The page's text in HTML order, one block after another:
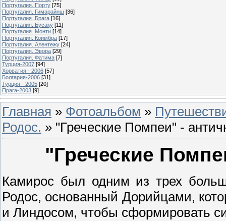
Португалия. Порту [75]
Португалия. Гимарайнш [36]
Португалия. Брага [16]
Португалия. Бусаку [11]
Португалия. Монти [14]
Португалия. Коимбра [17]
Португалия. Алентежу [24]
Португалия. Эвора [29]
Португалия. Фатима [7]
Турция-2007 [94]
Хорватия - 2006 [57]
Болгария-2006 [31]
Турция - 2005 [20]
Прага-2003 [9]
Главная » Фотоальбом »
Родос. » "Греческие Помпеи" -
"Греческие
Камирос был одним из трех
Родос, основанный Дорийцами,
и Линдосом, чтобы сформировать